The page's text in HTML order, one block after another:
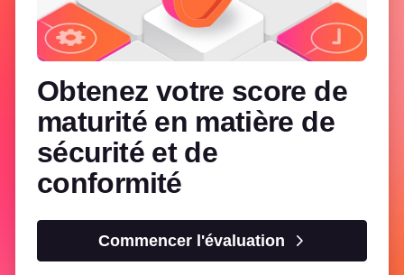
Obtenez votre score de
maturité en matière de
sécurité et de
conformité
Commencer l'évaluation